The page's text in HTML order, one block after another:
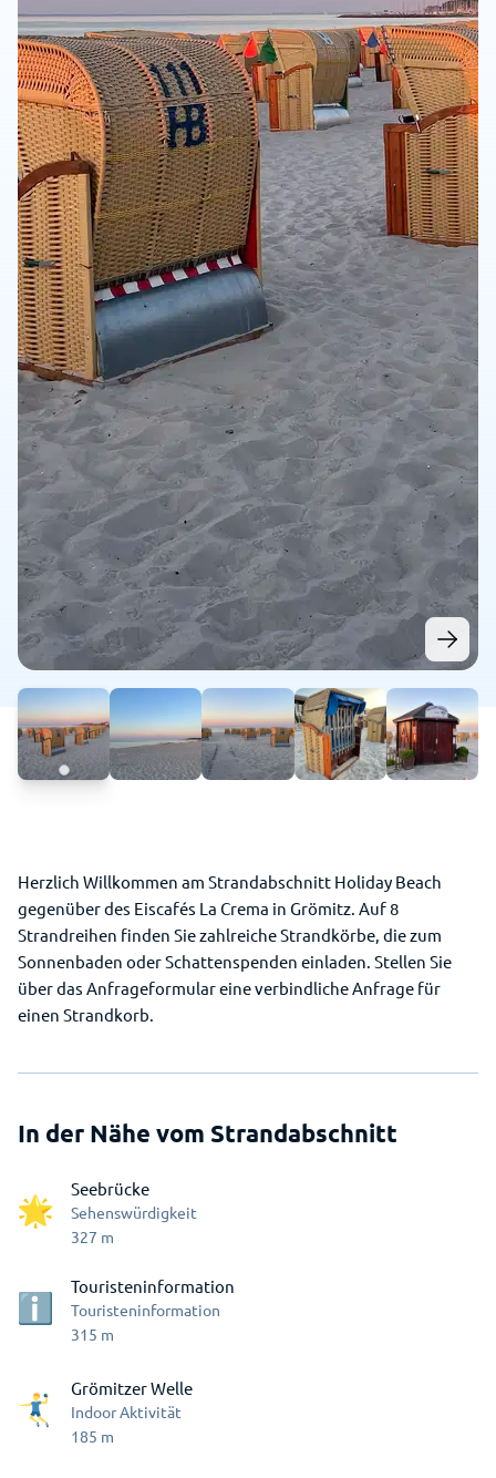
Herzlich Willkommen am Strandabschnitt Holiday Beach
gegenüber des Eiscafés La Crema in Grömitz. Auf 8
Strandreihen finden Sie zahlreiche Strandkörbe, die zum
Sonnenbaden oder Schattenspenden einladen. Stellen Sie
über das Anfrageformular eine verbindliche Anfrage für
einen Strandkorb.
In der Nähe vom Strandabschnitt
Seebrücke
Sehenswürdigkeit
327 m
Touristeninformation
Touristeninformation
315 m
Grömitzer Welle
Indoor Aktivität
185 m